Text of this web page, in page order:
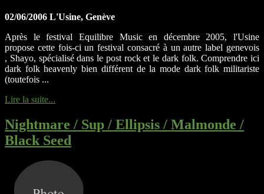
02/06/2006 L'Usine, Genève
Après le festival Equilibre Music en décembre 2005, l'Usine
propose cette fois-ci un festival consacré à un autre label genevois
, Shayo, spécialisé dans le post rock et le dark folk. Comprendre ici
dark folk heavenly bien différent de la mode dark folk militariste
(toutefois ...
Lire la suite...
Nightmare / Sup / Ellipsis / Malmonde /
Black Seed